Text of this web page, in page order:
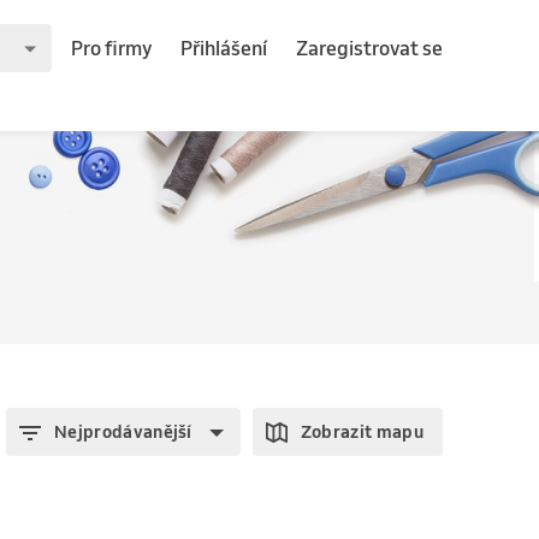
Pro firmy Přihlášení Zaregistrovat se
Nejprodávanější Zobrazit mapu